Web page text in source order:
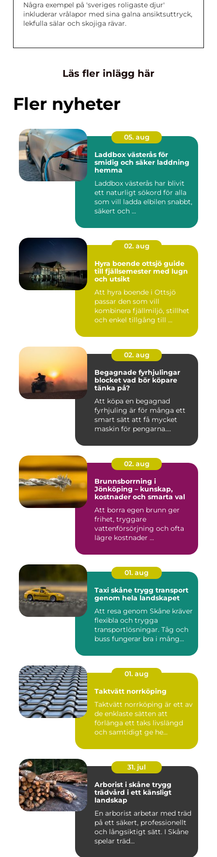
Några exempel på 'sveriges roligaste djur'
inkluderar vrålapor med sina galna ansiktsuttryck,
lekfulla sälar och skojiga rävar.
Läs fler inlägg här
Fler nyheter
05. aug
Laddbox västerås för
smidig och säker laddning
hemma
Laddbox västerås har blivit
ett naturligt sökord för alla
som vill ladda elbilen snabbt,
säkert och ...
02. aug
Hyra boende ottsjö guide
till fjällsemester med lugn
och utsikt
Att hyra boende i Ottsjö
passar den som vill
kombinera fjällmiljö, stillhet
och enkel tillgång till ...
02. aug
Begagnade fyrhjulingar
blocket vad bör köpare
tänka på?
Att köpa en begagnad
fyrhjuling är för många ett
smart sätt att få mycket
maskin för pengarna.
02. aug
Brunnsborrning i
Jönköping – kunskap,
kostnader och smarta val
Att borra egen brunn ger
frihet, tryggare
vattenförsörjning och ofta
lägre kostnader ...
01. aug
Taxi skåne trygg transport
genom hela landskapet
Att resa genom Skåne kräver
flexibla och trygga
transportlösningar. Tåg och
buss fungerar bra i mång...
01. aug
Taktvätt norrköping
Taktvätt norrköping är ett av
de enklaste sätten att
förlänga ett taks livslängd
och samtidigt ge he...
31. jul
Arborist i skåne trygg
trädvård i ett känsligt
landskap
En arborist arbetar med träd
på ett säkert, professionellt
och långsiktigt sätt. I Skåne
spelar träd...